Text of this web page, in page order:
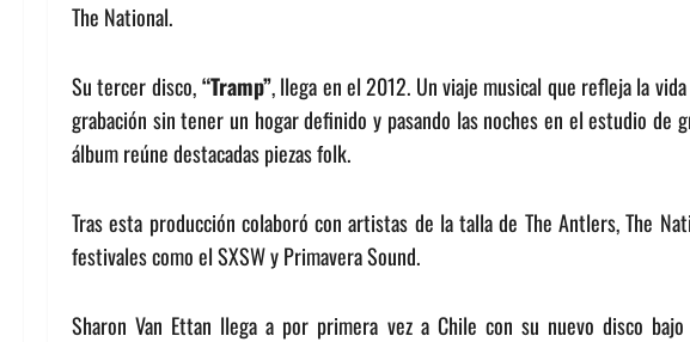
The National.
Su tercer disco,“Tramp”, llega en el 2012. Un viaje musical que refleja la
grabación sin tener un hogar definido y pasando las noches en el estudio de
álbum reúne destacadas piezas folk.
Tras esta producción colaboró con artistas de la talla de The Antlers, The
festivales como el SXSW y Primavera Sound.
Sharon Van Ettan llega a por primera vez a Chile con su nuevo disco